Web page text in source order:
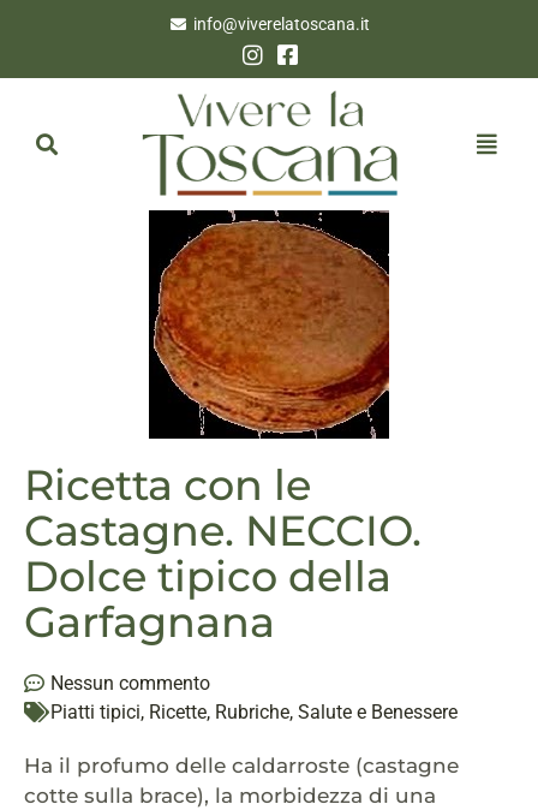
info@viverelatoscana.it
Ricetta con le
Castagne. NECCIO.
Dolce tipico della
Garfagnana
Nessun commento
Piatti tipici, Ricette, Rubriche, Salute e Benessere
Ha il profumo delle caldarroste (castagne
cotte sulla brace), la morbidezza di una